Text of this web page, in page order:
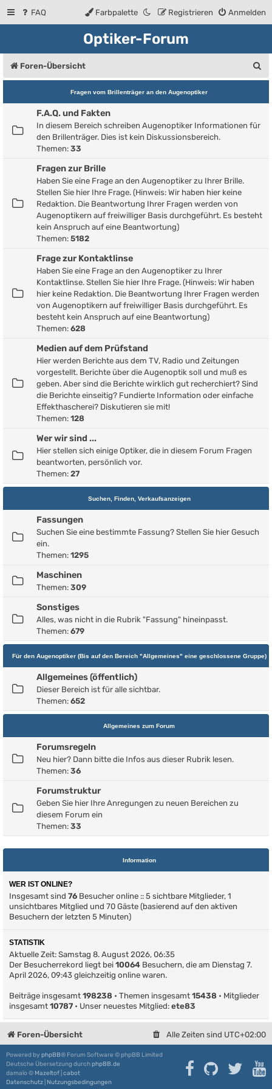
FAQ Anmelden
Registrieren
Farbpalette
Optiker-Forum
Foren-Übersicht
u
Fragen vom Brillenträger an den Augenoptiker
F.A.Q. und Fakten
In diesem Bereich schreiben Augenoptiker Informationen für
den Brillenträger. Dies ist kein Diskussionsbereich.
Themen: 33
Fragen zur Brille
Haben Sie eine Frage an den Augenoptiker zu Ihrer Brille.
Stellen Sie hier Ihre Frage. (Hinweis: Wir haben hier keine
Redaktion. Die Beantwortung Ihrer Fragen werden von
Augenoptikern auf freiwilliger Basis durchgeführt. Es besteht
kein Anspruch auf eine Beantwortung)
Themen: 5182
Frage zur Kontaktlinse
Haben Sie eine Frage an den Augenoptiker zu Ihrer
Kontaktlinse. Stellen Sie hier Ihre Frage. (Hinweis: Wir haben
hier keine Redaktion. Die Beantwortung Ihrer Fragen werden
von Augenoptikern auf freiwilliger Basis durchgeführt. Es
besteht kein Anspruch auf eine Beantwortung)
Themen: 628
Medien auf dem Prüfstand
Hier werden Berichte aus dem TV, Radio und Zeitungen
vorgestellt. Berichte über die Augenoptik soll und muß es
geben. Aber sind die Berichte wirklich gut recherchiert? Sind
die Berichte einseitig? Fundierte Information oder einfache
Effekthascherei? Diskutieren sie mit!
Themen: 128
Wer wir sind ...
Hier stellen sich einige Optiker, die in diesem Forum Fragen
beantworten, persönlich vor.
Themen: 27
Suchen, Finden, Verkaufsanzeigen
Fassungen
Suchen Sie eine bestimmte Fassung? Stellen Sie hier Gesuch
ein.
Themen: 1295
Maschinen
Themen: 309
Sonstiges
Alles, was nicht in die Rubrik "Fassung" hineinpasst.
Themen: 679
Für den Augenoptiker (Bis auf den Bereich "Allgemeines" eine geschlossene Gruppe)
Allgemeines (öffentlich)
Dieser Bereich ist für alle sichtbar.
Themen: 652
Allgemeines zum Forum
Forumsregeln
Neu hier? Dann bitte die Infos aus dieser Rubrik lesen.
Themen: 36
Forumstruktur
Geben Sie hier Ihre Anregungen zu neuen Bereichen zu
diesem Forum ein
Themen: 33
Information
WER IST ONLINE?
Insgesamt sind 76 Besucher online :: 5 sichtbare Mitglieder, 1
unsichtbares Mitglied und 70 Gäste (basierend auf den aktiven
Besuchern der letzten 5 Minuten)
STATISTIK
Aktuelle Zeit: Samstag 8. August 2026, 06:35
Der Besucherrekord liegt bei 10064 Besuchern, die am Dienstag 7.
April 2026, 09:43 gleichzeitig online waren.
Beiträge insgesamt 198238 • Themen insgesamt 15438 • Mitglieder
insgesamt 10787 • Unser neuestes Mitglied: ete83
Foren-Übersicht Alle Zeiten sind UTC+02:00
Powered by phpBB® Forum Software © phpBB Limited
Deutsche Übersetzung durchphpBB.de
damaïo © Mazeltof cabot
Datenschutz Nutzungsbedingungen